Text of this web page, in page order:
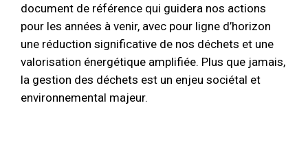
document de référence qui guidera nos actions
pour les années à venir, avec pour ligne d’horizon
une réduction significative de nos déchets et une
valorisation énergétique amplifiée. Plus que jamais,
la gestion des déchets est un enjeu sociétal et
environnemental majeur.